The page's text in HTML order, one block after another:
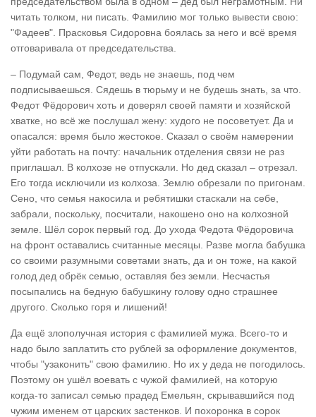
читать толком, ни писать. Фамилию мог только вывести свою:
"Фадеев". Прасковья Сидоровна боялась за него и всё время
отговаривала от председательства.
– Подумай сам, Федот, ведь не знаешь, под чем
подписываешься. Сядешь в тюрьму и не будешь знать, за что.
Федот Фёдорович хоть и доверял своей памяти и хозяйской
хватке, но всё же послушал жену: худого не посоветует. Да и
опасался: время было жестокое. Сказал о своём намерении
уйти работать на почту: начальник отделения связи не раз
приглашал. В колхозе не отпускали. Но дед сказал – отрезал.
Его тогда исключили из колхоза. Землю обрезали по пригонам.
Сено, что семья накосила и ребятишки стаскали на себе,
забрали, поскольку, посчитали, накошено оно на колхозной
земле. Шёл сорок первый год. До ухода Федота Фёдоровича
на фронт оставались считанные месяцы. Разве могла бабушка
со своими разумными советами знать, да и он тоже, на какой
голод дед обрёк семью, оставляя без земли. Несчастья
посыпались на бедную бабушкину голову одно страшнее
другого. Сколько горя и лишений!
Да ещё злополучная история с фамилией мужа. Всего-то и
надо было заплатить сто рублей за оформление документов,
чтобы "узаконить" свою фамилию. Но их у деда не погодилось.
Поэтому он ушёл воевать с чужой фамилией, на которую
когда-то записал семью прадед Емельян, скрывавшийся под
чужим именем от царских застенков. И похоронка в сорок